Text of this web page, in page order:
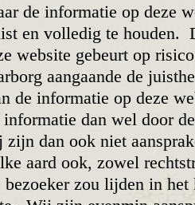
de informatie op deze
en volledig te houden.
website gebeurt op
aangaande de
de informatie op deze
dan wel door
dan ook niet
aard ook, zowel
bezoeker zou lijden in het